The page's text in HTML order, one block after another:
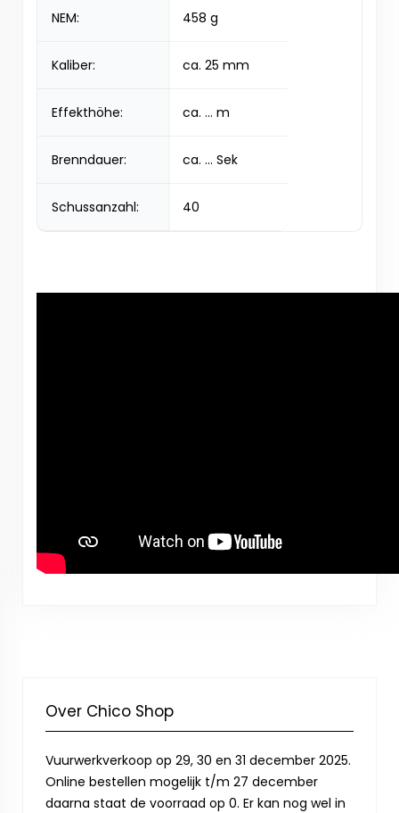
NEM: 458 g
Kaliber: ca. 25 mm
Effekthöhe: ca. ... m
Brenndauer: ca. ... Sek
Schussanzahl: 40
Over Chico Shop
Vuurwerkverkoop op 29, 30 en 31 december 2025.
Online bestellen mogelijk t/m 27 december
daarna staat de voorraad op 0. Er kan nog wel in